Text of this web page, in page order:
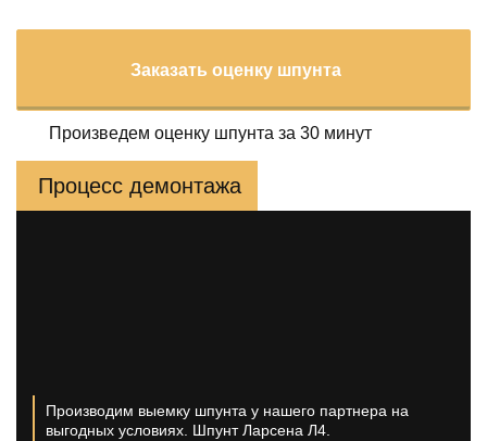
Заказать оценку шпунта
Произведем оценку шпунта за 30 минут
Процесс демонтажа
Производим выемку шпунта у нашего партнера на
выгодных условиях. Шпунт Ларсена Л4.